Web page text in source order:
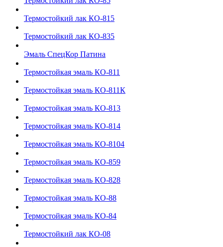
Термостойкий лак КО-815
Термостойкий лак КО-835
Эмаль СпецКор Патина
Термостойкая эмаль КО-811
Термостойкая эмаль КО-811К
Термостойкая эмаль КО-813
Термостойкая эмаль КО-814
Термостойкая эмаль КО-8104
Термостойкая эмаль КО-859
Термостойкая эмаль КО-828
Термостойкая эмаль КО-88
Термостойкая эмаль КО-84
Термостойкий лак КО-08